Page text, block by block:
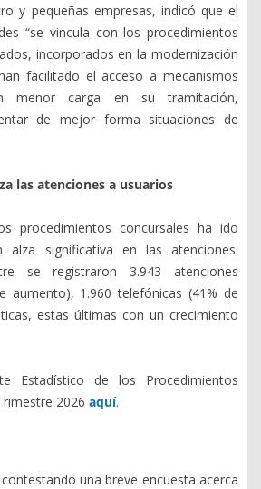
y pequeñas empresas, indicó que el
“se vincula con los procedimientos
incorporados en la modernización
facilitado el acceso a mecanismos
menor carga en su tramitación,
de mejor forma situaciones de
las atenciones a usuarios
procedimientos concursales ha ido
alza significativa en las atenciones.
se registraron 3.943 atenciones
aumento), 1.960 telefónicas (41% de
estas últimas con un crecimiento
Estadístico de los Procedimientos
2026 aquí.
una breve encuesta acerca